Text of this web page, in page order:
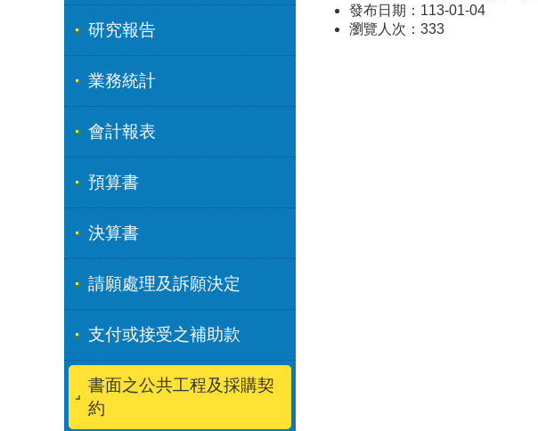
研究報告
業務統計
會計報表
預算書
決算書
請願處理及訴願決定
支付或接受之補助款
書面之公共工程及採購契
約
發布日期：113-01-04
瀏覽人次： 333